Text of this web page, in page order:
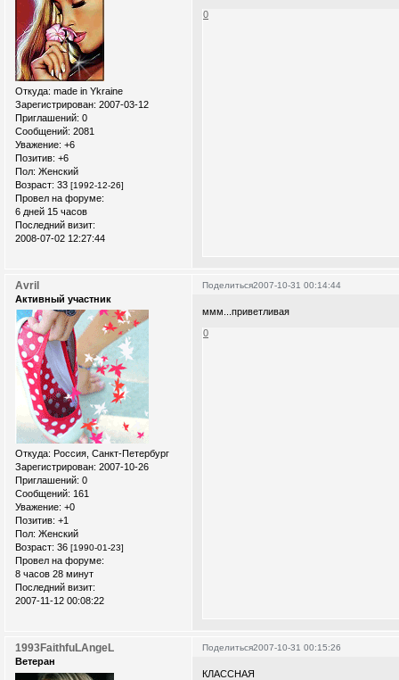
Откуда: made in Ykraine
Зарегистрирован: 2007-03-12
Приглашений: 0
Сообщений: 2081
Уважение: +6
Позитив: +6
Пол: Женский
Возраст: 33 [1992-12-26]
Провел на форуме:
6 дней 15 часов
Последний визит:
2008-07-02 12:27:44
0
Поделиться2007-10-31 00:14:44
Avril
Активный участник
Откуда: Россия, Санкт-Петербург
Зарегистрирован: 2007-10-26
Приглашений: 0
Сообщений: 161
Уважение: +0
Позитив: +1
Пол: Женский
Возраст: 36 [1990-01-23]
Провел на форуме:
8 часов 28 минут
Последний визит:
2007-11-12 00:08:22
ммм...приветливая
0
Поделиться2007-10-31 00:15:26
1993FaithfuLAngeL
Ветеран
КЛАССНАЯ